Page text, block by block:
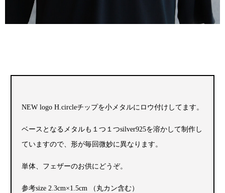
NEW logo H.circleチップを小メタルにロウ付けしてます。
ベースとなるメタルも１つ１つsilver925を溶かして制作し
ていますので、形が毎回微妙に異なります。
単体、フェザーのお供にどうぞ。
参考size 2.3cm×1.5cm （丸カン含む）